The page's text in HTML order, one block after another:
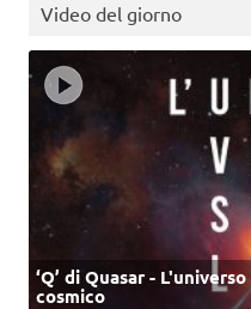
Video del giorno
‘Q’ di Quasar -
cosmico